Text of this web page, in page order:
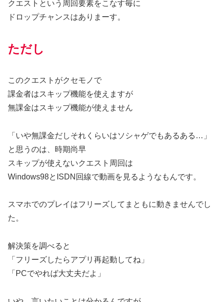
クエストという周回要素をこなす毎に
ドロップチャンスはありまーす。
ただし
このクエストがクセモノで
課金者はスキップ機能を使えますが
無課金はスキップ機能が使えません
「いや無課金だしそれくらいはソシャゲでもあるある…」
と思うのは、時期尚早
スキップが使えないクエスト周回は
Windows98とISDN回線で動画を見るようなもんです。
スマホでのプレイはフリーズしてまともに動きませんでし
た。
解決策を調べると
「フリーズしたらアプリ再起動してね」
「PCでやれば大丈夫だよ」